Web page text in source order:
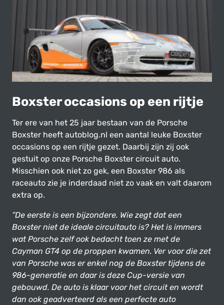
Boxster occasions op een rijtje
Ter ere van het 25 jaar bestaan van de Porsche
Boxster heeft autoblog.nl een aantal leuke Boxster
occasions op een rijtje gezet. Daarbij zijn zij ook
gestuit op onze Porsche Boxster circuit auto.
Misschien ook niet zo gek, een Boxster 986 als
raceauto zie je inderdaad niet zo vaak en valt daarom
extra op.
''De eerste is een bijzondere. Wie zegt dat een
Boxster niet de ideale circuitauto is? Het is immers
wat Porsche zelf ook bedacht toen ze met de
Cayman GT4 op de proppen kwamen. Ver voor die zet
van Porsche was er enkel nog de Boxster tijdens de
986-generatie en daar is deze Cup-versie van
gebouwd. De auto is klaar voor het circuit en wordt
dan ook geadverteerd als een perfecte auto